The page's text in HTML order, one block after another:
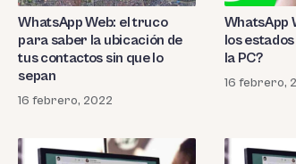
WhatsApp Web: el truco
para saber la ubicación de
tus contactos sin que lo
sepan
16 febrero, 2022
WhatsApp
los
la PC?
16 febrero,